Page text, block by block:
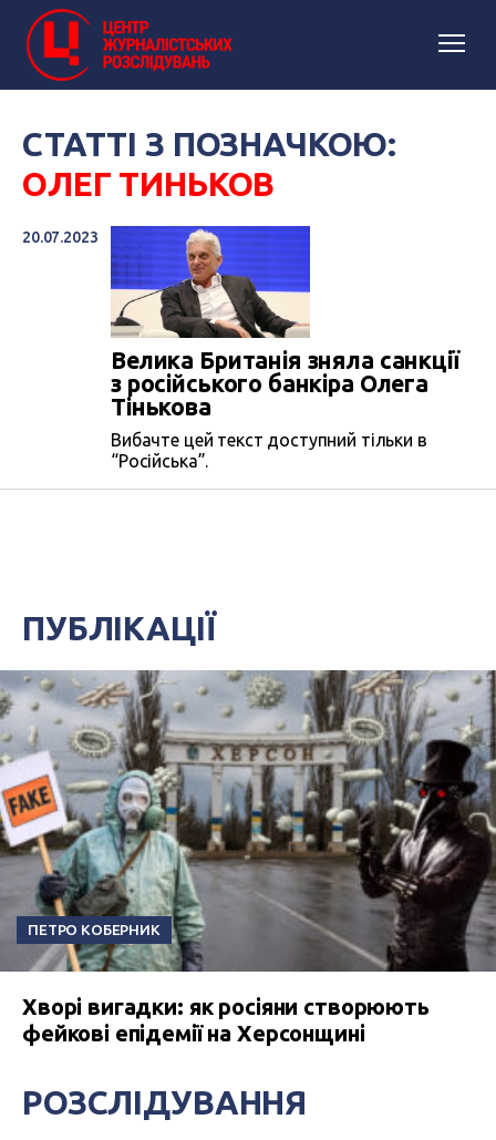
СТАТТІ З ПОЗНАЧКОЮ:
ОЛЕГ ТИНЬКОВ
20.07.2023
Велика Британія зняла санкції
з російського банкіра Олега
Тінькова
Вибачте цей текст доступний тільки в
“Російська”.
ПУБЛІКАЦІЇ
ПЕТРО КОБЕРНИК
Хворі вигадки: як росіяни створюють
фейкові епідемії на Херсонщині
РОЗСЛІДУВАННЯ